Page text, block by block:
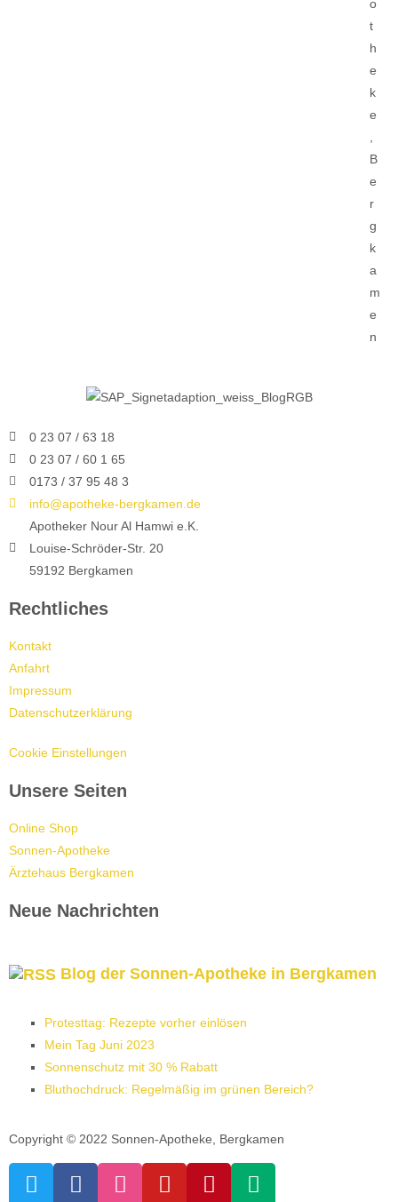
0 23 07 / 63 18
0 23 07 / 60 1 65
0173 / 37 95 48 3
info@apotheke-bergkamen.de
Apotheker Nour Al Hamwi e.K.
Louise-Schröder-Str. 20
59192 Bergkamen
Rechtliches
Kontakt
Anfahrt
Impressum
Datenschutzerklärung
Cookie Einstellungen
Unsere Seiten
Online Shop
Sonnen-Apotheke
Ärztehaus Bergkamen
Neue Nachrichten
Blog der Sonnen-Apotheke in Bergkamen
Protesttag: Rezepte vorher einlösen
Mein Tag Juni 2023
Sonnenschutz mit 30 % Rabatt
Bluthochdruck: Regelmäßig im grünen Bereich?
Copyright © 2022 Sonnen-Apotheke, Bergkamen